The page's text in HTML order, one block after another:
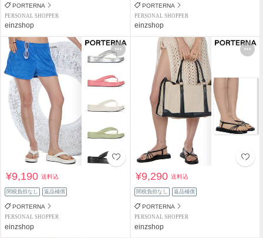
PORTERNA
PERSONAL SHOPPER
einzshop
PORTERNA
PERSONAL SHOPPER
einzshop
¥9,190送料込
関税負担なし 返品補償
PORTERNA
PERSONAL SHOPPER
einzshop
¥9,290送料込
関税負担なし 返品補償
PORTERNA
PERSONAL SHOPPER
einzshop